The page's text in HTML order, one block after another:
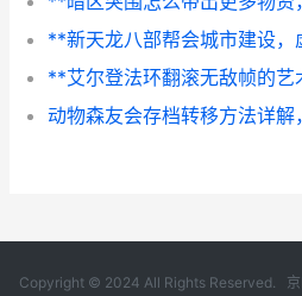
Copyright © 2024 All Rights Reserved.